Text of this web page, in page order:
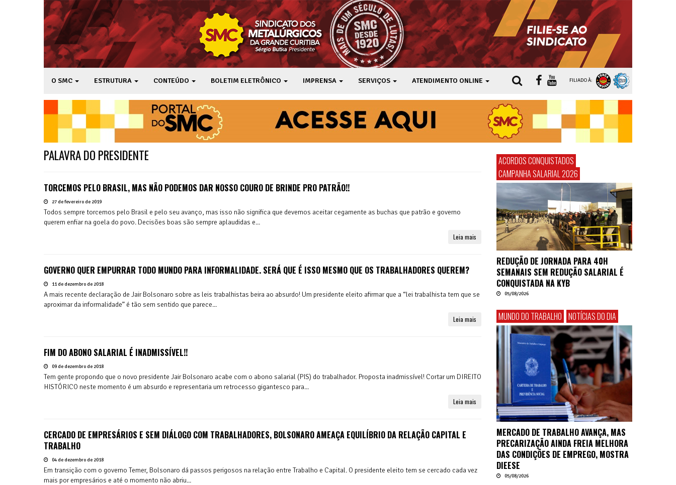
O SMC ESTRUTURA CONTEÚDO BOLETIM ELETRÔNICO IMPRENSA SERVIÇOS ATENDIMENTO ONLINE FILIADO À:
PALAVRA DO PRESIDENTE
TORCEMOS PELO BRASIL, MAS NÃO PODEMOS DAR NOSSO COURO DE BRINDE PRO PATRÃO!!
27 de fevereiro de 2019
Todos sempre torcemos pelo Brasil e pelo seu avanço, mas isso não significa que devemos aceitar cegamente as buchas que patrão e governo
querem enfiar na goela do povo. Decisões boas são sempre aplaudidas e...
Leia mais
GOVERNO QUER EMPURRAR TODO MUNDO PARA INFORMALIDADE. SERÁ QUE É ISSO MESMO QUE OS TRABALHADORES QUEREM?
11 de dezembro de 2018
A mais recente declaração de Jair Bolsonaro sobre as leis trabalhistas beira ao absurdo! Um presidente eleito afirmar que a “lei trabalhista tem que se
aproximar da informalidade” é tão sem sentido que parece...
Leia mais
FIM DO ABONO SALARIAL É INADMISSÍVEL!!
09 de dezembro de 2018
Tem gente propondo que o novo presidente Jair Bolsonaro acabe com o abono salarial (PIS) do trabalhador. Proposta inadmissível! Cortar um DIREITO
HISTÓRICO neste momento é um absurdo e representaria um retrocesso gigantesco para...
Leia mais
CERCADO DE EMPRESÁRIOS E SEM DIÁLOGO COM TRABALHADORES, BOLSONARO AMEAÇA EQUILÍBRIO DA RELAÇÃO CAPITAL E
TRABALHO
04 de dezembro de 2018
Em transição com o governo Temer, Bolsonaro dá passos perigosos na relação entre Trabalho e Capital. O presidente eleito tem se cercado cada vez
mais por empresários e até o momento não abriu...
ACORDOS CONQUISTADOS
CAMPANHA SALARIAL 2026
REDUÇÃO DE JORNADA PARA 40H
SEMANAIS SEM REDUÇÃO SALARIAL É
CONQUISTADA NA KYB
05/08/2026
MUNDO DO TRABALHO NOTÍCIAS DO DIA
MERCADO DE TRABALHO AVANÇA, MAS
PRECARIZAÇÃO AINDA FREIA MELHORA
DAS CONDIÇÕES DE EMPREGO, MOSTRA
DIEESE
05/08/2026